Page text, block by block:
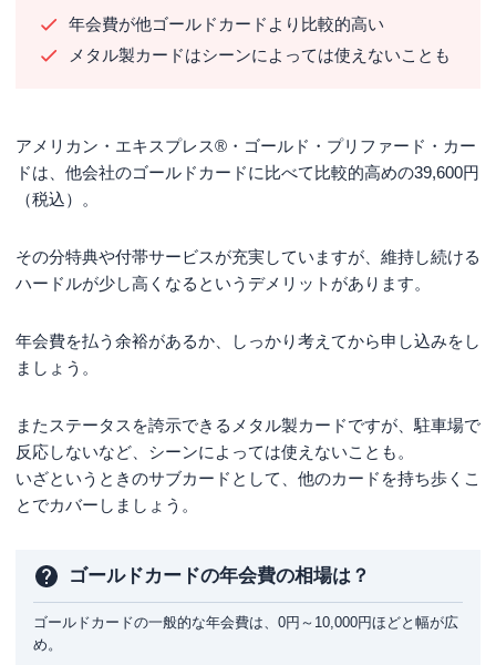
年会費が他ゴールドカードより比較的高い
メタル製カードはシーンによっては使えないことも
アメリカン・エキスプレス®・ゴールド・プリファード・カー
ドは、他会社のゴールドカードに比べて比較的高めの39,600円
（税込）。
その分特典や付帯サービスが充実していますが、維持し続ける
ハードルが少し高くなるというデメリットがあります。
年会費を払う余裕があるか、しっかり考えてから申し込みをし
ましょう。
またステータスを誇示できるメタル製カードですが、駐車場で
反応しないなど、シーンによっては使えないことも。
いざというときのサブカードとして、他のカードを持ち歩くこ
とでカバーしましょう。
ゴールドカードの年会費の相場は？
ゴールドカードの一般的な年会費は、0円～10,000円ほどと幅が広
め。